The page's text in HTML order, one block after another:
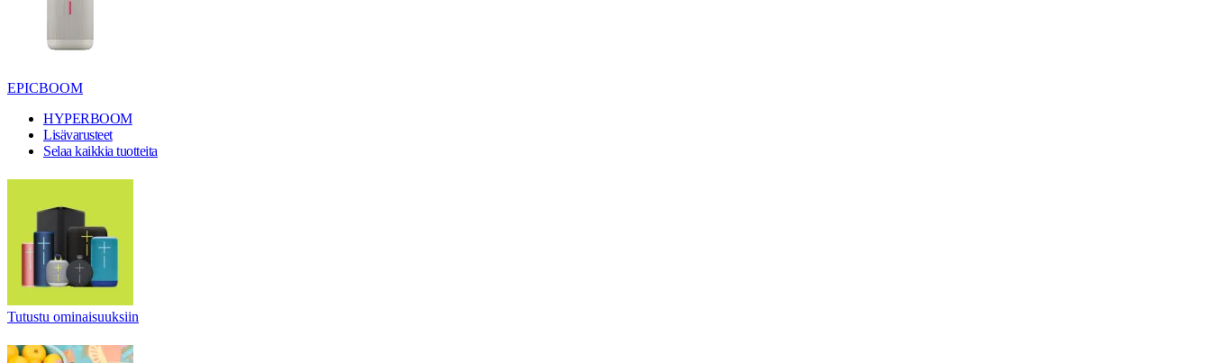
EPICBOOM
HYPERBOOM
Lisävarusteet
Selaa kaikkia tuotteita
Tutustu ominaisuuksiin